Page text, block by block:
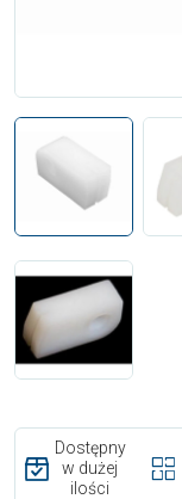
Dostępny
w dużej
ilości